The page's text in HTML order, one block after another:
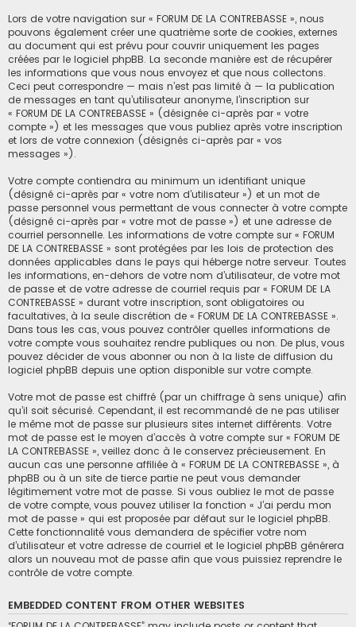
Lors de votre navigation sur « FORUM DE LA CONTREBASSE », nous
pouvons également créer une quatrième sorte de cookies, externes
au document qui est prévu pour couvrir uniquement les pages
créées par le logiciel phpBB. La seconde manière est de récupérer
les informations que vous nous envoyez et que nous collectons.
Ceci peut correspondre — mais n’est pas limité à — la publication
de messages en tant qu’utilisateur anonyme, l’inscription sur
« FORUM DE LA CONTREBASSE » (désignée ci-après par « votre
compte ») et les messages que vous publiez après votre inscription
et lors de votre connexion (désignés ci-après par « vos
messages »).
Votre compte contiendra au minimum un identifiant unique
(désigné ci-après par « votre nom d’utilisateur ») et un mot de
passe personnel vous permettant de vous connecter à votre compte
(désigné ci-après par « votre mot de passe ») et une adresse de
courriel personnelle. Les informations de votre compte sur « FORUM
DE LA CONTREBASSE » sont protégées par les lois de protection des
données applicables dans le pays qui héberge notre serveur. Toutes
les informations, en-dehors de votre nom d’utilisateur, de votre mot
de passe et de votre adresse de courriel requis par « FORUM DE LA
CONTREBASSE » durant votre inscription, sont obligatoires ou
facultatives, à la seule discrétion de « FORUM DE LA CONTREBASSE ».
Dans tous les cas, vous pouvez contrôler quelles informations de
votre compte vous souhaitez rendre publiques ou non. De plus, vous
pouvez décider de vous abonner ou non à la liste de diffusion du
logiciel phpBB depuis une option disponible sur votre compte.
Votre mot de passe est chiffré (par un chiffrage à sens unique) afin
qu’il soit sécurisé. Cependant, il est recommandé de ne pas utiliser
le même mot de passe sur plusieurs sites internet différents. Votre
mot de passe est le moyen d’accès à votre compte sur « FORUM DE
LA CONTREBASSE », veillez donc à le conservez précieusement. En
aucun cas une personne affiliée à « FORUM DE LA CONTREBASSE », à
phpBB ou à un site de tierce partie ne peut vous demander
légitimement votre mot de passe. Si vous oubliez le mot de passe
de votre compte, vous pouvez utiliser la fonction « J’ai perdu mon
mot de passe » qui est proposée par défaut sur le logiciel phpBB.
Cette fonctionnalité vous demandera de spécifier votre nom
d’utilisateur et votre adresse de courriel et le logiciel phpBB générera
alors un nouveau mot de passe afin que vous puissiez reprendre le
contrôle de votre compte.
EMBEDDED CONTENT FROM OTHER WEBSITES